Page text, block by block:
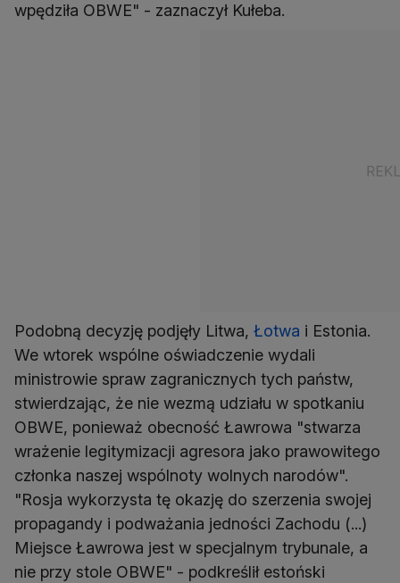
wpędziła OBWE" - zaznaczył Kułeba.
Podobną decyzję podjęły Litwa, Łotwa i Estonia.
We wtorek wspólne oświadczenie wydali
ministrowie spraw zagranicznych tych państw,
stwierdzając, że nie wezmą udziału w spotkaniu
OBWE, ponieważ obecność Ławrowa "stwarza
wrażenie legitymizacji agresora jako prawowitego
członka naszej wspólnoty wolnych narodów".
"Rosja wykorzysta tę okazję do szerzenia swojej
propagandy i podważania jedności Zachodu (...)
Miejsce Ławrowa jest w specjalnym trybunale, a
nie przy stole OBWE" - podkreślił estoński